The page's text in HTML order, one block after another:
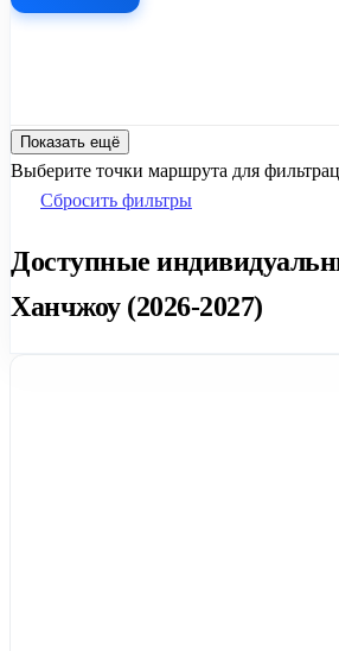
Показать ещё
Выберите точки маршрута для
Сбросить фильтры
Доступные
Ханчжоу (2026-2027)